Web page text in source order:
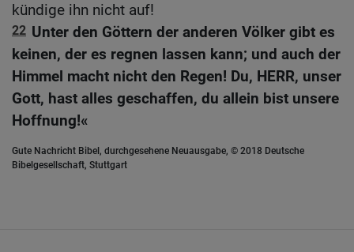
kündige ihn nicht auf!
22 Unter den Göttern der anderen Völker gibt es
keinen, der es regnen lassen kann; und auch der
Himmel macht nicht den Regen! Du, HERR, unser
Gott, hast alles geschaffen, du allein bist unsere
Hoffnung!«
Gute Nachricht Bibel, durchgesehene Neuausgabe, © 2018 Deutsche
Bibelgesellschaft, Stuttgart